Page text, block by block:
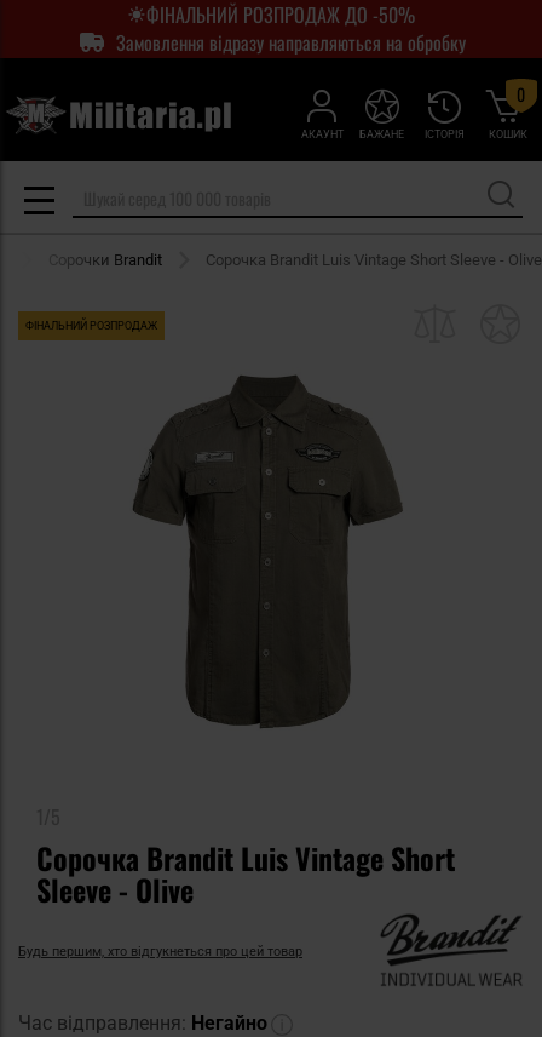
ФІНАЛЬНИЙ РОЗПРОДАЖ ДО -50%
Замовлення відразу направляються на обробку
АКАУНТ ІСТОРІЯ
БАЖАНЕ КОШИК
0
Сорочки Brandit Сорочка Brandit Luis Vintage Short Sleeve - Olive
ФІНАЛЬНИЙ РОЗПРОДАЖ
Сорочка Brandit Luis Vintage Short
Sleeve - Olive
Будь першим, хто відгукнеться про цей товар
Час відправлення: Негайно